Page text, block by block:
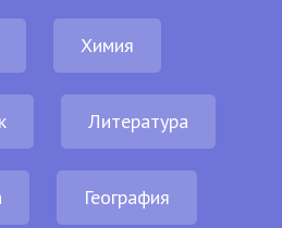
Химия
Литература
География